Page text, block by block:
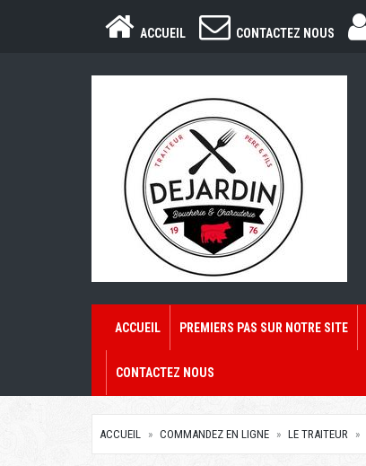
ACCUEIL CONTACTEZ NOUS
ACCUEIL PREMIERS PAS SUR NOTRE SITE
CONTACTEZ NOUS
ACCUEIL COMMANDEZ EN LIGNE LE TRAITEUR